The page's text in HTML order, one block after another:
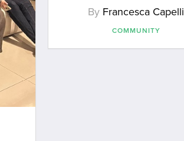
By Francesca Capelli
COMMUNITY